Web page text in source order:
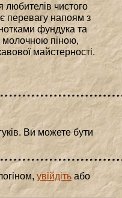
любителів чистого
перевагу напоям з
фундука та
молочною піною,
майстерності.
Ви можете бути
увійдіть або